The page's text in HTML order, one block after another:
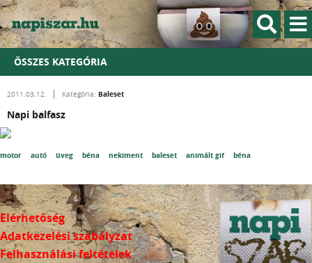
ÖSSZES KATEGÓRIA
2011.03.12. Kategória: Baleset
Napi balfasz
motor autó üveg béna nekiment baleset animált gif béna
Elérhetőség
Adatkezelési szabályzat
Felhasználási feltételek